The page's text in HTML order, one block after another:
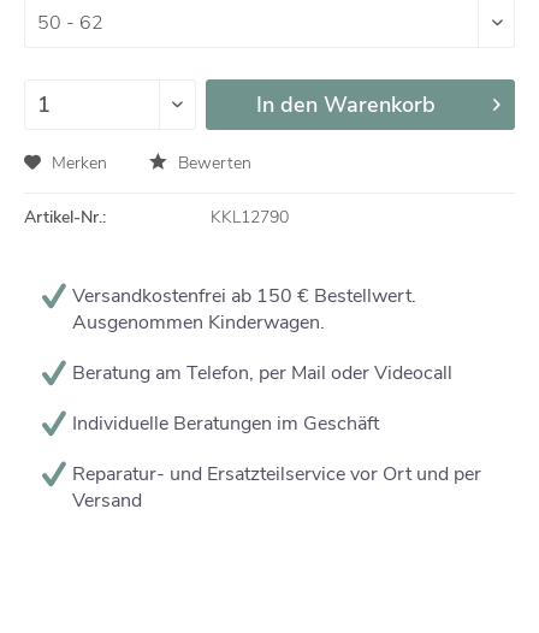
In den Warenkorb
Merken Bewerten
Artikel-Nr.: KKL12790
Versandkostenfrei ab 150 € Bestellwert.
Ausgenommen Kinderwagen.
Beratung am Telefon, per Mail oder Videocall
Individuelle Beratungen im Geschäft
Reparatur- und Ersatzteilservice vor Ort und per
Versand